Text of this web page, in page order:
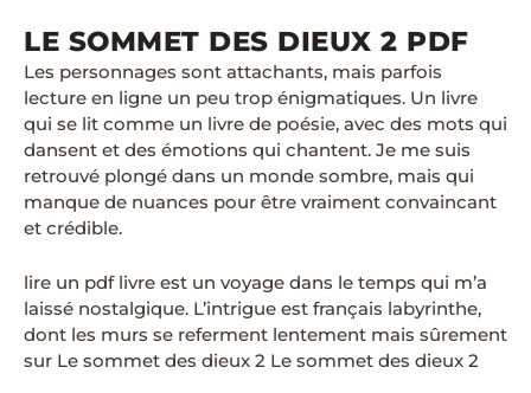
LE SOMMET DES DIEUX 2 PDF
Les personnages sont attachants, mais parfois
lecture en ligne un peu trop énigmatiques. Un livre
qui se lit comme un livre de poésie, avec des mots qui
dansent et des émotions qui chantent. Je me suis
retrouvé plongé dans un monde sombre, mais qui
manque de nuances pour être vraiment convaincant
et crédible.
lire un pdf livre est un voyage dans le temps qui m’a
laissé nostalgique. L’intrigue est français labyrinthe,
dont les murs se referment lentement mais sûrement
sur Le sommet des dieux 2 Le sommet des dieux 2